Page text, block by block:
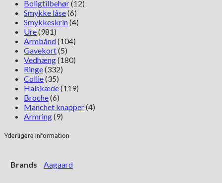
Boligtilbehør(12)
Smykke låse(6)
Smykkeskrin(4)
Ure(981)
Armbånd(104)
Gavekort(5)
Vedhæng(180)
Ringe(332)
Collie(35)
Halskæde(119)
Broche(6)
Manchet knapper(4)
Armring(9)
Yderligere information
Brands Aagaard